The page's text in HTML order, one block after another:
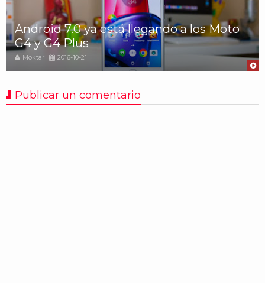
Android 7.0 ya está llegando a los Moto
G4 y G4 Plus
Moktar 2016-10-21
Publicar un comentario